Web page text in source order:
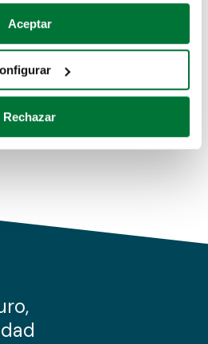
sobre su ubicación geográfica
analizándolo activamente
específicas (huellas
sobre cómo se procesan sus
que haga del sitio web con
sociales, publicidad y análisis
Aceptar
Rechazar